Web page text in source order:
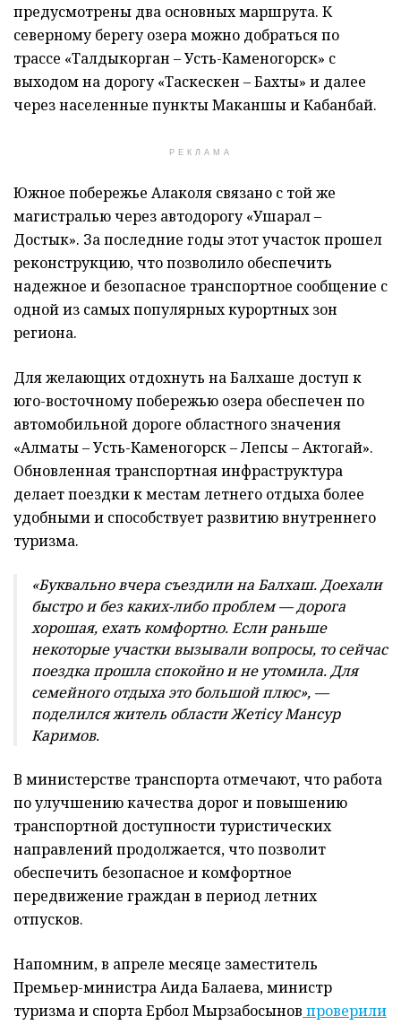
предусмотрены два основных маршрута. К
северному берегу озера можно добраться по
трассе «Талдыкорган – Усть-Каменогорск» с
выходом на дорогу «Таскескен – Бахты» и далее
через населенные пункты Маканшы и Кабанбай.
РЕКЛАМА
Южное побережье Алаколя связано с той же
магистралью через автодорогу «Ушарал –
Достык». За последние годы этот участок прошел
реконструкцию, что позволило обеспечить
надежное и безопасное транспортное сообщение с
одной из самых популярных курортных зон
региона.
Для желающих отдохнуть на Балхаше доступ к
юго-восточному побережью озера обеспечен по
автомобильной дороге областного значения
«Алматы – Усть-Каменогорск – Лепсы – Актогай».
Обновленная транспортная инфраструктура
делает поездки к местам летнего отдыха более
удобными и способствует развитию внутреннего
туризма.
«Буквально вчера съездили на Балхаш. Доехали
быстро и без каких-либо проблем — дорога
хорошая, ехать комфортно. Если раньше
некоторые участки вызывали вопросы, то сейчас
поездка прошла спокойно и не утомила. Для
семейного отдыха это большой плюс», —
поделился житель области Жетісу Мансур
Каримов.
В министерстве транспорта отмечают, что работа
по улучшению качества дорог и повышению
транспортной доступности туристических
направлений продолжается, что позволит
обеспечить безопасное и комфортное
передвижение граждан в период летних
отпусков.
Напомним, в апреле месяце заместитель
Премьер-министра Аида Балаева, министр
туризма и спорта Ербол Мырзабосынов проверили